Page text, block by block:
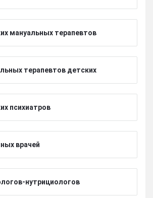
мануальных терапевтов
терапевтов детских
психиатров
врачей
нутрициологов